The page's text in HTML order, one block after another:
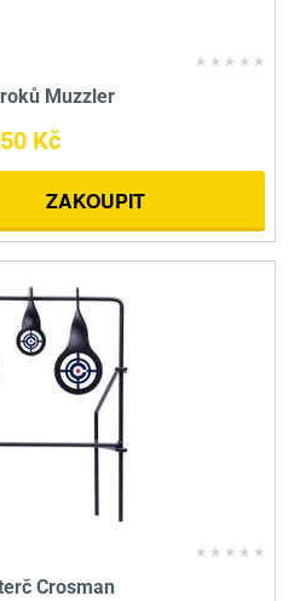
Muzzler
Kč
ZAKOUPIT
Crosman